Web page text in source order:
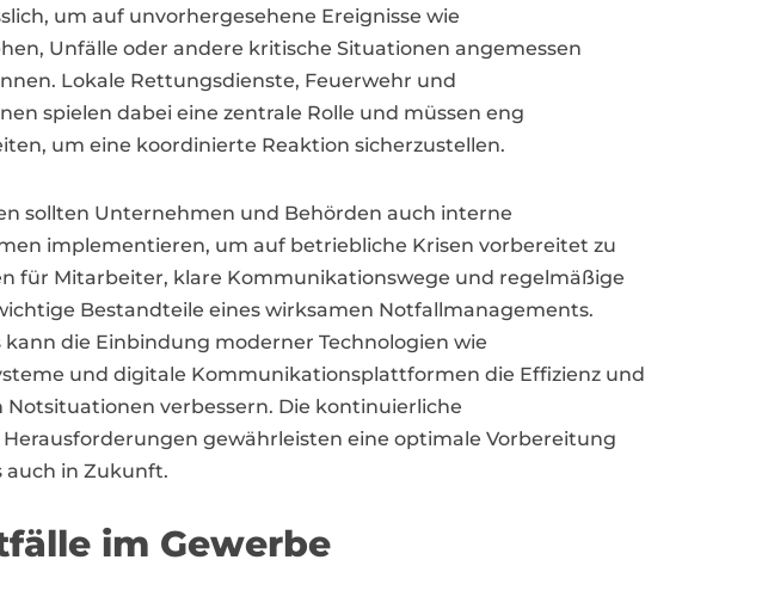
um auf unvorhergesehene Ereignisse wie
Unfälle oder andere kritische Situationen angemessen
Lokale Rettungsdienste, Feuerwehr und
spielen dabei eine zentrale Rolle und müssen eng
um eine koordinierte Reaktion sicherzustellen.
sollten Unternehmen und Behörden auch interne
implementieren, um auf betriebliche Krisen vorbereitet zu
für Mitarbeiter, klare Kommunikationswege und regelmäßige
Bestandteile eines wirksamen Notfallmanagements.
die Einbindung moderner Technologien wie
und digitale Kommunikationsplattformen die Effizienz und
Notsituationen verbessern. Die kontinuierliche
gewährleisten eine optimale Vorbereitung
auch in Zukunft.
im Gewerbe